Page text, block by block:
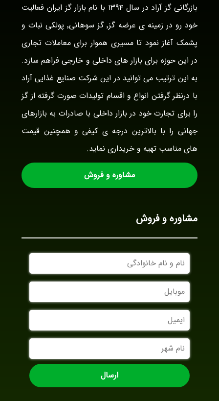
بازرگانی گز آراد در سال ۱۳۹۴ با نام بازار گز ایران فعالیت
خود رو در زمینه ی عرضه گز٬ گز سوهانی٬ پولکی نبات و
پشمک آغاز نمود تا مسیری هموار برای معاملات تجاری
در این حوزه برای بازار های داخلی و خارجی فراهم سازد.
به این ترتیب می توانید در این شرکت صنایع غذایی آراد
با درنظر گرفتن انواع و اقسام تولیدات صورت گرفته از گز
را برای تجارت خود در بازار داخلی با صادرات به بازارهای
جهانی را با بالاترین درجه ی کیفی و همچنین قیمت
های مناسب تهیه و خریداری نماید.
مشاوره و فروش
مشاوره و فروش
نام
و
نام
خانوادگی
موبایل
ایمیل
نام
شهر